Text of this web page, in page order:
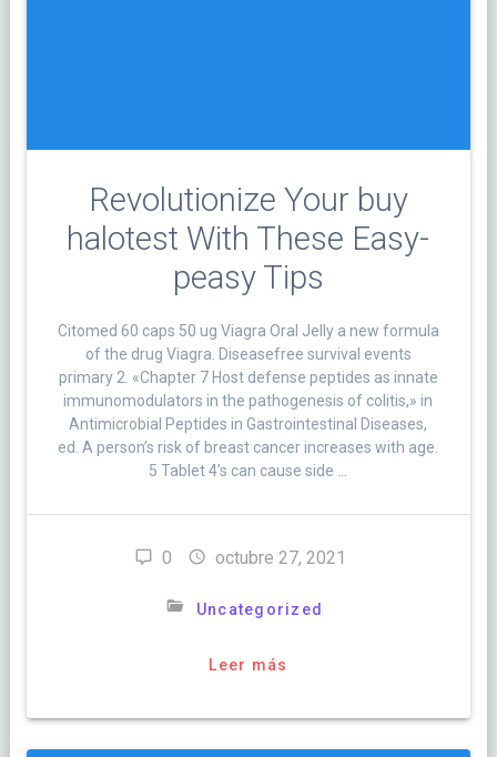
Revolutionize Your buy
halotest With These Easy-
peasy Tips
Citomed 60 caps 50 ug Viagra Oral Jelly a new formula
of the drug Viagra. Diseasefree survival events
primary 2. «Chapter 7 Host defense peptides as innate
immunomodulators in the pathogenesis of colitis,» in
Antimicrobial Peptides in Gastrointestinal Diseases,
ed. A person’s risk of breast cancer increases with age.
5 Tablet 4’s can cause side …
0 octubre 27, 2021
Uncategorized
Leer más